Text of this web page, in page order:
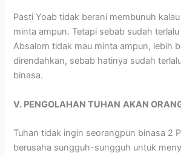
Pasti Yoab tidak berani membunuh
minta ampun. Tetapi sebab sudah
Absalom tidak mau minta ampun, lebih
direndahkan, sebab hatinya sudah
binasa.
V. PENGOLAHAN TUHAN AKAN
Tuhan tidak ingin seorangpun binasa 2
berusaha sungguh-sungguh untuk